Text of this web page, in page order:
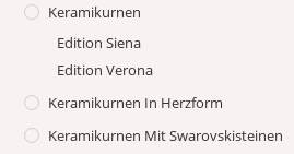
Keramikurnen
Edition Siena
Edition Verona
Keramikurnen In Herzform
Keramikurnen Mit Swarovskisteinen